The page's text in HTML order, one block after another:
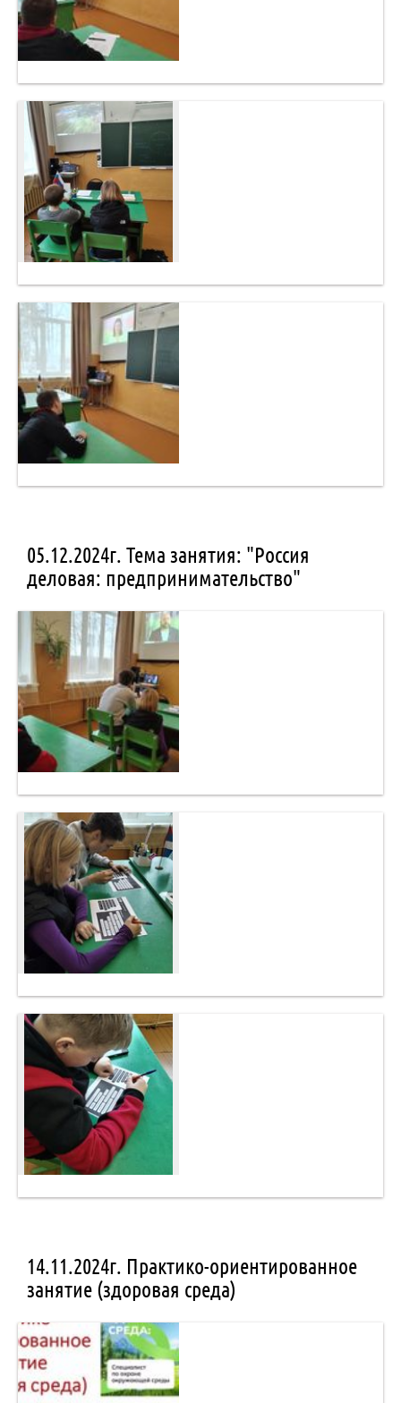
05.12.2024г. Тема занятия: "Россия
деловая: предпринимательство"
14.11.2024г. Практико-ориентированное
занятие (здоровая среда)